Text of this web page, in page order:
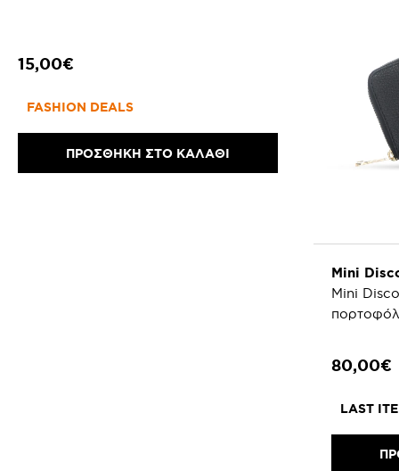
15,00€
FASHION DEALS
ΠΡΟΣΘΗΚΗ ΣΤΟ ΚΑΛΑΘΙ
Mini
Mini
80,00€
LAST